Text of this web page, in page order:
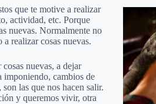
que te motive a realizar
actividad, etc. Porque
nuevas. Normalmente no
realizar cosas nuevas.
nuevas, a dejar
imponiendo, cambios de
las que nos hacen salir.
y queremos vivir, otra